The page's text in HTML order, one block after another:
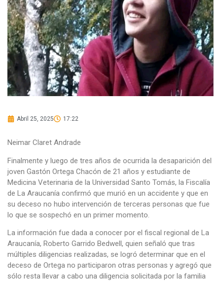
Abril 25, 2025 17:22
Neimar Claret Andrade
Finalmente y luego de tres años de ocurrida la desaparición del
joven Gastón Ortega Chacón de 21 años y estudiante de
Medicina Veterinaria de la Universidad Santo Tomás, la Fiscalía
de La Araucanía confirmó que murió en un accidente y que en
su deceso no hubo intervención de terceras personas que fue
lo que se sospechó en un primer momento.
La información fue dada a conocer por el fiscal regional de La
Araucanía, Roberto Garrido Bedwell, quien señaló que tras
múltiples diligencias realizadas, se logró determinar que en el
deceso de Ortega no participaron otras personas y agregó que
sólo resta llevar a cabo una diligencia solicitada por la familia